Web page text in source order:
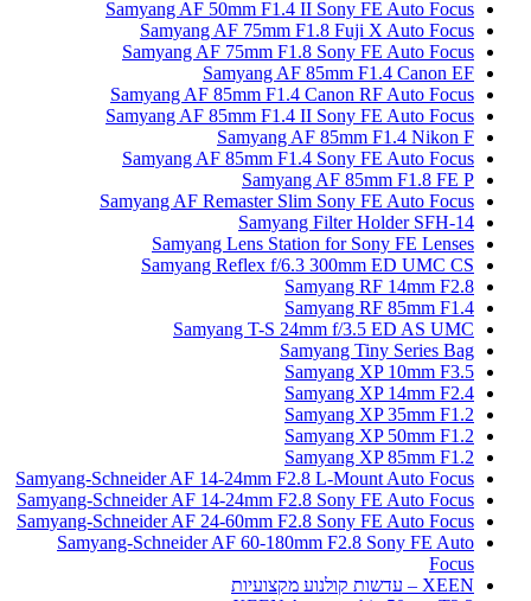
Samyang AF 50mm F1.4 II Sony FE Auto Focus
Samyang AF 75mm F1.8 Fuji X Auto Focus
Samyang AF 75mm F1.8 Sony FE Auto Focus
Samyang AF 85mm F1.4 Canon EF
Samyang AF 85mm F1.4 Canon RF Auto Focus
Samyang AF 85mm F1.4 II Sony FE Auto Focus
Samyang AF 85mm F1.4 Nikon F
Samyang AF 85mm F1.4 Sony FE Auto Focus
Samyang AF 85mm F1.8 FE P
Samyang AF Remaster Slim Sony FE Auto Focus
Samyang Filter Holder SFH-14
Samyang Lens Station for Sony FE Lenses
Samyang Reflex f/6.3 300mm ED UMC CS
Samyang RF 14mm F2.8
Samyang RF 85mm F1.4
Samyang T-S 24mm f/3.5 ED AS UMC
Samyang Tiny Series Bag
Samyang XP 10mm F3.5
Samyang XP 14mm F2.4
Samyang XP 35mm F1.2
Samyang XP 50mm F1.2
Samyang XP 85mm F1.2
Samyang-Schneider AF 14-24mm F2.8 L-Mount Auto Focus
Samyang-Schneider AF 14-24mm F2.8 Sony FE Auto Focus
Samyang-Schneider AF 24-60mm F2.8 Sony FE Auto Focus
Samyang-Schneider AF 60-180mm F2.8 Sony FE Auto
Focus
XEEN – עדשות קולנוע מקצועיות